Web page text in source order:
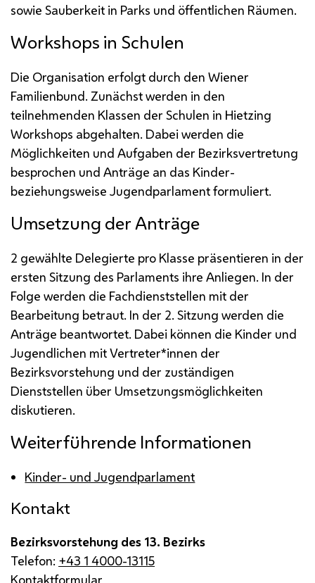
sowie Sauberkeit in Parks und öffentlichen Räumen.
Workshops in Schulen
Die Organisation erfolgt durch den Wiener
Familienbund. Zunächst werden in den
teilnehmenden Klassen der Schulen in Hietzing
Workshops abgehalten. Dabei werden die
Möglichkeiten und Aufgaben der Bezirksvertretung
besprochen und Anträge an das Kinder-
beziehungsweise Jugendparlament formuliert.
Umsetzung der Anträge
2 gewählte Delegierte pro Klasse präsentieren in der
ersten Sitzung des Parlaments ihre Anliegen. In der
Folge werden die Fachdienststellen mit der
Bearbeitung betraut. In der 2. Sitzung werden die
Anträge beantwortet. Dabei können die Kinder und
Jugendlichen mit Vertreter*innen der
Bezirksvorstehung und der zuständigen
Dienststellen über Umsetzungsmöglichkeiten
diskutieren.
Weiterführende Informationen
Kinder- und Jugendparlament
Kontakt
Bezirksvorstehung des 13. Bezirks
Telefon: +43 1 4000-13115
Kontaktformular